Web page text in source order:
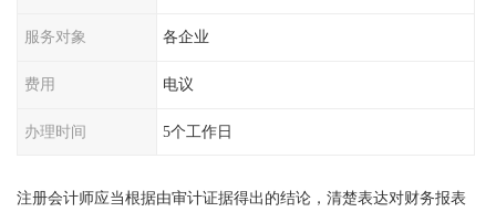
服务对象 各企业
费用 电议
办理时间 5个工作日
注册会计师应当根据由审计证据得出的结论，清楚表达对财务报表